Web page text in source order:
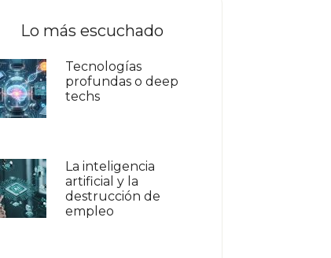
Lo más escuchado
Tecnologías
profundas o deep
techs
La inteligencia
artificial y la
destrucción de
empleo